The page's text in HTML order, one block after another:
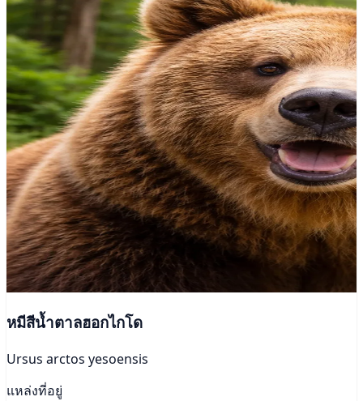
หมีสีน้ำตาลฮอกไกโด
Ursus arctos yesoensis
แหล่งที่อยู่